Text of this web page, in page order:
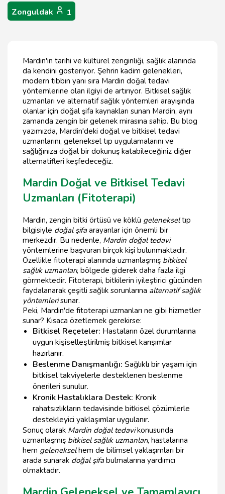
Zonguldak 1
Mardin'in tarihi ve kültürel zenginliği, sağlık alanında
da kendini gösteriyor. Şehrin kadim gelenekleri,
modern tıbbın yanı sıra Mardin doğal tedavi
yöntemlerine olan ilgiyi de artırıyor. Bitkisel sağlık
uzmanları ve alternatif sağlık yöntemleri arayışında
olanlar için doğal şifa kaynakları sunan Mardin, aynı
zamanda zengin bir gelenek mirasına sahip. Bu blog
yazımızda, Mardin'deki doğal ve bitkisel tedavi
uzmanlarını, geleneksel tıp uygulamalarını ve
sağlığınıza doğal bir dokunuş katabileceğiniz diğer
alternatifleri keşfedeceğiz.
Mardin Doğal ve Bitkisel Tedavi
Uzmanları (Fitoterapi)
Mardin, zengin bitki örtüsü ve köklü gelenekseltıp
bilgisiyle doğal şifaarayanlar için önemli bir
merkezdir. Bu nedenle, Mardin doğal tedavi
yöntemlerine başvuran birçok kişi bulunmaktadır.
Özellikle fitoterapi alanında uzmanlaşmış bitkisel
sağlık uzmanları, bölgede giderek daha fazla ilgi
görmektedir. Fitoterapi, bitkilerin iyileştirici gücünden
faydalanarak çeşitli sağlık sorunlarına alternatif sağlık
yöntemlerisunar.
Peki, Mardin'de fitoterapi uzmanları ne gibi hizmetler
sunar? Kısaca özetlemek gerekirse:
Bitkisel Reçeteler: Hastaların özel durumlarına
uygun kişiselleştirilmiş bitkisel karışımlar
hazırlanır.
Beslenme Danışmanlığı: Sağlıklı bir yaşam için
bitkisel takviyelerle desteklenen beslenme
önerileri sunulur.
Kronik Hastalıklara Destek: Kronik
rahatsızlıkların tedavisinde bitkisel çözümlerle
destekleyici yaklaşımlar uygulanır.
Sonuç olarak Mardin doğal tedavikonusunda
uzmanlaşmış bitkisel sağlık uzmanları, hastalarına
hem gelenekselhem de bilimsel yaklaşımları bir
arada sunarak doğal şifabulmalarına yardımcı
olmaktadır.